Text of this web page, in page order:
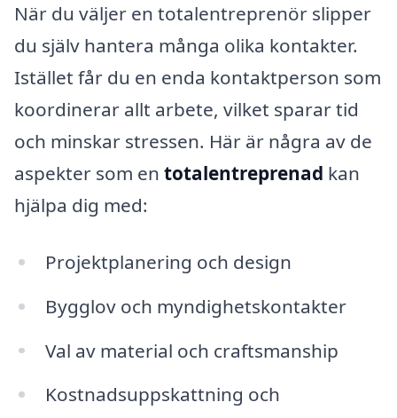
När du väljer en totalentreprenör slipper
du själv hantera många olika kontakter.
Istället får du en enda kontaktperson som
koordinerar allt arbete, vilket sparar tid
och minskar stressen. Här är några av de
aspekter som en totalentreprenad kan
hjälpa dig med:
Projektplanering och design
Bygglov och myndighetskontakter
Val av material och craftsmanship
Kostnadsuppskattning och